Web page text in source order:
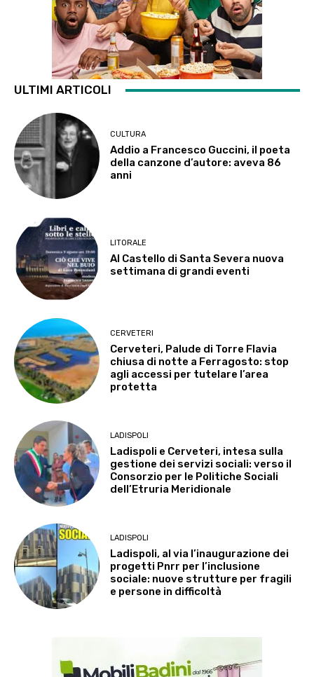
ULTIMI ARTICOLI
CULTURA
Addio a Francesco Guccini, il poeta
della canzone d’autore: aveva 86
anni
LITORALE
Al Castello di Santa Severa nuova
settimana di grandi eventi
CERVETERI
Cerveteri, Palude di Torre Flavia
chiusa di notte a Ferragosto: stop
agli accessi per tutelare l’area
protetta
LADISPOLI
Ladispoli e Cerveteri, intesa sulla
gestione dei servizi sociali: verso il
Consorzio per le Politiche Sociali
dell’Etruria Meridionale
LADISPOLI
Ladispoli, al via l’inaugurazione dei
progetti Pnrr per l’inclusione
sociale: nuove strutture per fragili
e persone in difficoltà